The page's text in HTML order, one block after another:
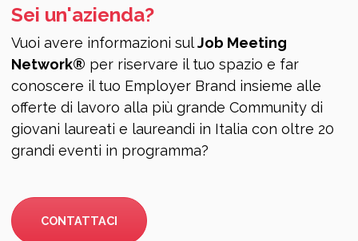
Sei un'azienda?
Vuoi avere informazioni sulJob Meeting
Network® per riservare il tuo spazio e far
conoscere il tuo Employer Brand insieme alle
offerte di lavoro alla più grande Community di
giovani laureati e laureandi in Italia con oltre 20
grandi eventi in programma?
CONTATTACI